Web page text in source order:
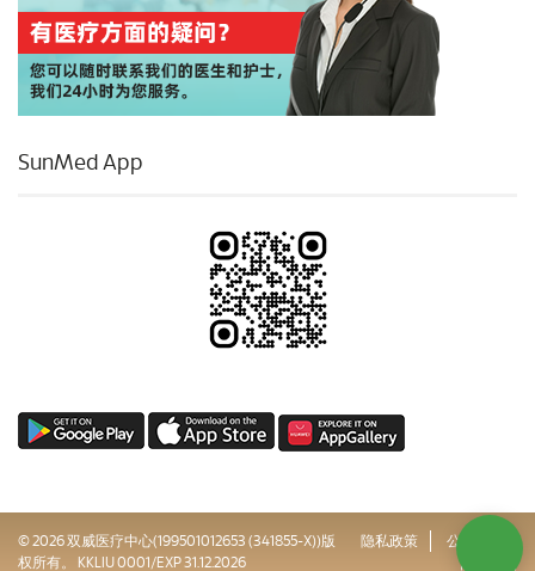
SunMed App
© 2026 双威医疗中心(199501012653 (341855-X))版
权所有。 KKLIU 0001/EXP 31.12.2026
隐私政策
公司治理
网站地图